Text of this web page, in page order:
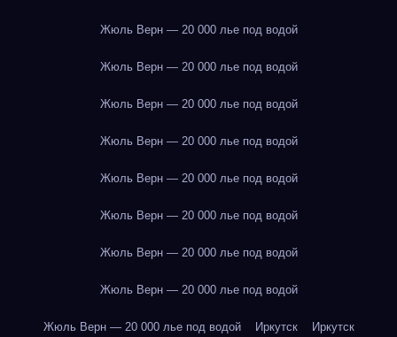
Жюль Верн — 20 000 лье под водой
Жюль Верн — 20 000 лье под водой
Жюль Верн — 20 000 лье под водой
Жюль Верн — 20 000 лье под водой
Жюль Верн — 20 000 лье под водой
Жюль Верн — 20 000 лье под водой
Жюль Верн — 20 000 лье под водой
Жюль Верн — 20 000 лье под водой
Жюль Верн — 20 000 лье под водой Иркутск Иркутск